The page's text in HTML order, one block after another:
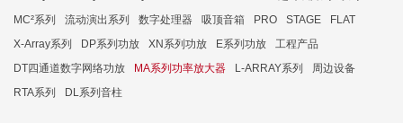
MC²系列
流动演出系列 数字处理器 吸顶音箱 PRO STAGE
FLAT
X-Array系列
DP系列功放 XN系列功放 E系列功放
工程产品
DT四通道数字网络功放
MA系列功率放大器 L-ARRAY系列
周边设备
RTA系列
DL系列音柱